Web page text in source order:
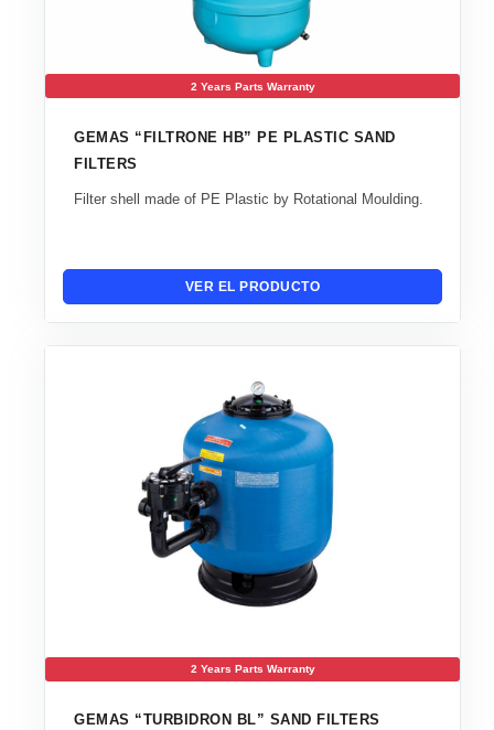
2 Years Parts Warranty
GEMAS “FILTRONE HB” PE PLASTIC SAND
FILTERS
Filter shell made of PE Plastic by Rotational Moulding.
VER EL PRODUCTO
2 Years Parts Warranty
GEMAS “TURBIDRON BL” SAND FILTERS